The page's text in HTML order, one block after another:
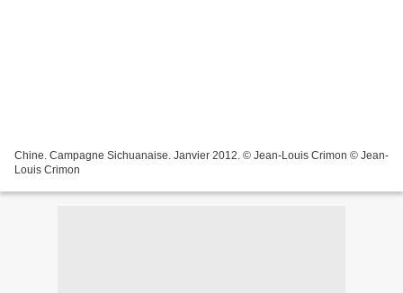
Chine. Campagne Sichuanaise. Janvier 2012. © Jean-Louis Crimon © Jean-
Louis Crimon